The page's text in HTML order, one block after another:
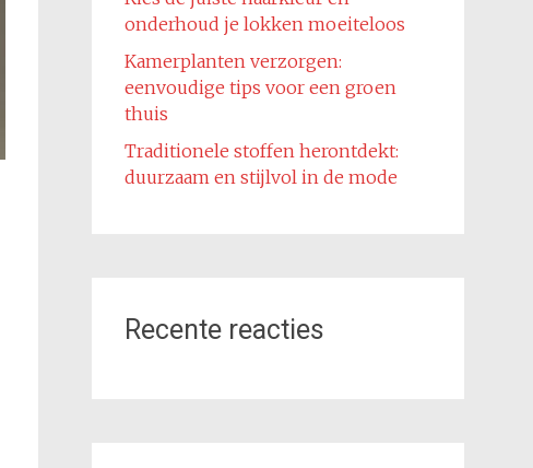
onderhoud je lokken moeiteloos
Kamerplanten verzorgen:
eenvoudige tips voor een groen
thuis
Traditionele stoffen herontdekt:
duurzaam en stijlvol in de mode
Recente reacties